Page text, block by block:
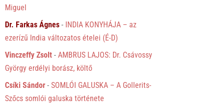
Miguel
Dr. Farkas Ágnes - INDIA KONYHÁJA – az
ezerízű India változatos ételei (É-D)
Vinczeffy Zsolt -AMBRUS LAJOS: Dr. Csávossy
György erdélyi borász, költő
Csíki Sándor -SOMLÓI GALUSKA – A Gollerits-
Szőcs somlói galuska története